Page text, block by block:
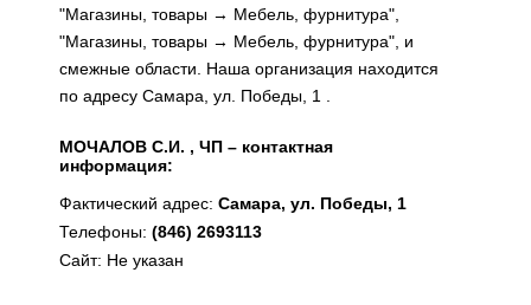
"Магазины, товары → Мебель, фурнитура",
"Магазины, товары → Мебель, фурнитура", и
смежные области. Наша организация находится
по адресу Самара, ул. Победы, 1 .
МОЧАЛОВ С.И. , ЧП – контактная
информация:
Фактический адрес: Самара, ул. Победы, 1
Телефоны: (846) 2693113
Сайт: Не указан